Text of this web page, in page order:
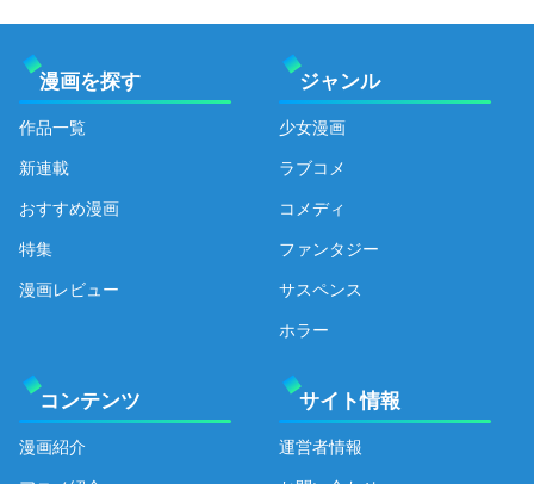
漫画を探す
作品一覧
新連載
おすすめ漫画
特集
漫画レビュー
ジャンル
少女漫画
ラブコメ
コメディ
ファンタジー
サスペンス
ホラー
コンテンツ
漫画紹介
サイト情報
運営者情報